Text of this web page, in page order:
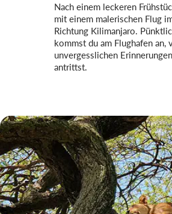
Nach einem leckeren
mit einem malerischen Flug
Richtung Kilimanjaro.
kommst du am Flughafen an,
unvergesslichen
antrittst.